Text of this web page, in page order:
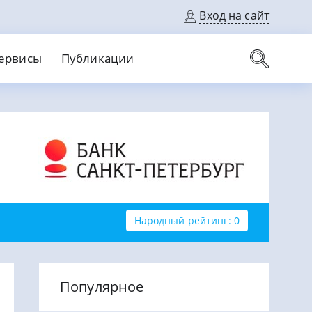
Вход на сайт
Выгодный
Без кредитной истории
Без процентов
Без справок
На банковский счет
На длительный срок
С кэшбеком
Публикации
Народный рейтинг: 0
Популярное